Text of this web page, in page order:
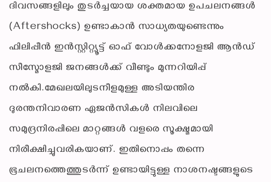
ദിവസങ്ങളിലും തുടർച്ചയായ ശക്തമായ ഉപചലനങ്ങൾ
(Aftershocks) ഉണ്ടാകാൻ സാധ്യതയുണ്ടെന്നും
ഫിലിപ്പീൻ ഇൻസ്റ്റിറ്റ്യൂട്ട് ഓഫ് വോൾക്കനോളജി ആൻഡ്
സീസ്മോളജി ജനങ്ങൾക്ക് വീണ്ടും മുന്നറിയിപ്പ്
നൽകി.മേഖലയിലുടനീളമുള്ള അടിയന്തിര
ദുരന്തനിവാരണ ഏജൻസികൾ നിലവിലെ
സമുദ്രനിരപ്പിലെ മാറ്റങ്ങൾ വളരെ സൂക്ഷ്മമായി
നിരീക്ഷിച്ചുവരികയാണ്. ഇതിനൊപ്പം തന്നെ
ഭൂചലനത്തെത്തുടർന്ന് ഉണ്ടായിട്ടുള്ള നാശനഷ്ടങ്ങളുടെ